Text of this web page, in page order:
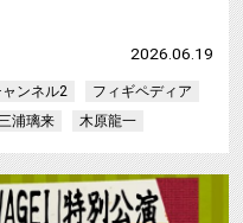
2026.06.19
ンネル2
フィギペディア
浦璃来 木原龍一